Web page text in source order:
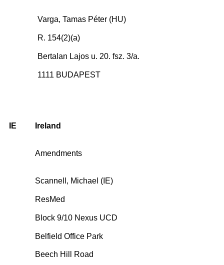
Varga, Tamas Péter (HU)
R. 154(2)(a)
Bertalan Lajos u. 20. fsz. 3/a.
1111 BUDAPEST
IE Ireland
Amendments
Scannell, Michael (IE)
ResMed
Block 9/10 Nexus UCD
Belfield Office Park
Beech Hill Road